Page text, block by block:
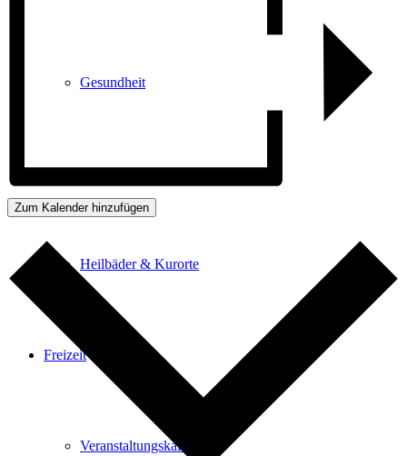
Gesundheit
Stadtgeschichte
Heilbäder & Kurorte
Freizeit
Veranstaltungskalender
Zum Kalender hinzufügen